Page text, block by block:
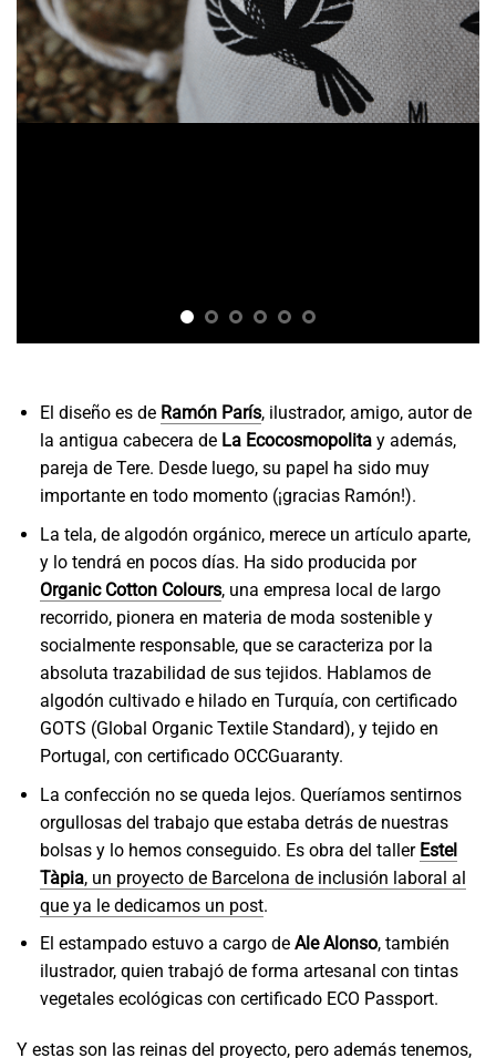
El diseño es de Ramón París, ilustrador, amigo, autor de
la antigua cabecera de La Ecocosmopolitay además,
pareja de Tere. Desde luego, su papel ha sido muy
importante en todo momento (¡gracias Ramón!).
La tela, de algodón orgánico, merece un artículo aparte,
y lo tendrá en pocos días. Ha sido producida por
Organic Cotton Colours, una empresa local de largo
recorrido, pionera en materia de moda sostenible y
socialmente responsable, que se caracteriza por la
absoluta trazabilidad de sus tejidos. Hablamos de
algodón cultivado e hilado en Turquía, con certificado
GOTS (Global Organic Textile Standard), y tejido en
Portugal, con certificado OCCGuaranty.
La confección no se queda lejos. Queríamos sentirnos
orgullosas del trabajo que estaba detrás de nuestras
bolsas y lo hemos conseguido. Es obra del taller Estel
Tàpia, un proyecto de Barcelona de inclusión laboral al
que ya le dedicamos un post.
El estampado estuvo a cargo de Ale Alonso, también
ilustrador, quien trabajó de forma artesanal con tintas
vegetales ecológicas con certificado ECO Passport.
Y estas son las reinas del proyecto, pero además tenemos,